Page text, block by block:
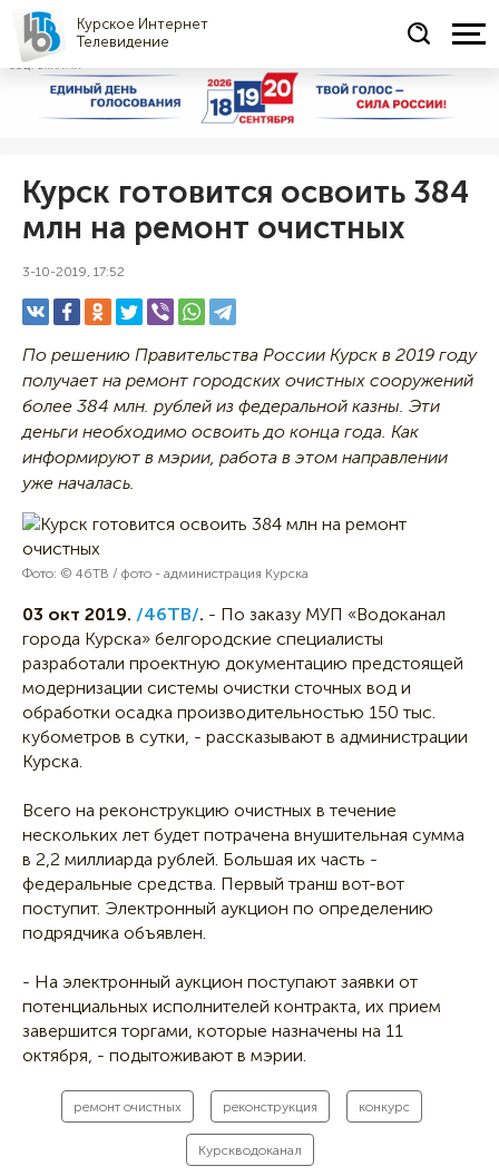
Курское Интернет
Телевидение
СОЦРЕКЛАМА
Курск готовится освоить 384
млн на ремонт очистных
3-10-2019, 17:52
По решению Правительства России Курск в 2019 году
получает на ремонт городских очистных сооружений
более 384 млн. рублей из федеральной казны. Эти
деньги необходимо освоить до конца года. Как
информируют в мэрии, работа в этом направлении
уже началась.
Фото: © 46ТВ / фото - администрация Курска
03 окт 2019. /46ТВ/. - По заказу МУП «Водоканал
города Курска» белгородские специалисты
разработали проектную документацию предстоящей
модернизации системы очистки сточных вод и
обработки осадка производительностью 150 тыс.
кубометров в сутки, - рассказывают в администрации
Курска.
Всего на реконструкцию очистных в течение
нескольких лет будет потрачена внушительная сумма
в 2,2 миллиарда рублей. Большая их часть -
федеральные средства. Первый транш вот-вот
поступит. Электронный аукцион по определению
подрядчика объявлен.
- На электронный аукцион поступают заявки от
потенциальных исполнителей контракта, их прием
завершится торгами, которые назначены на 11
октября, - подытоживают в мэрии.
ремонт очистных реконструкция конкурс
Курскводоканал